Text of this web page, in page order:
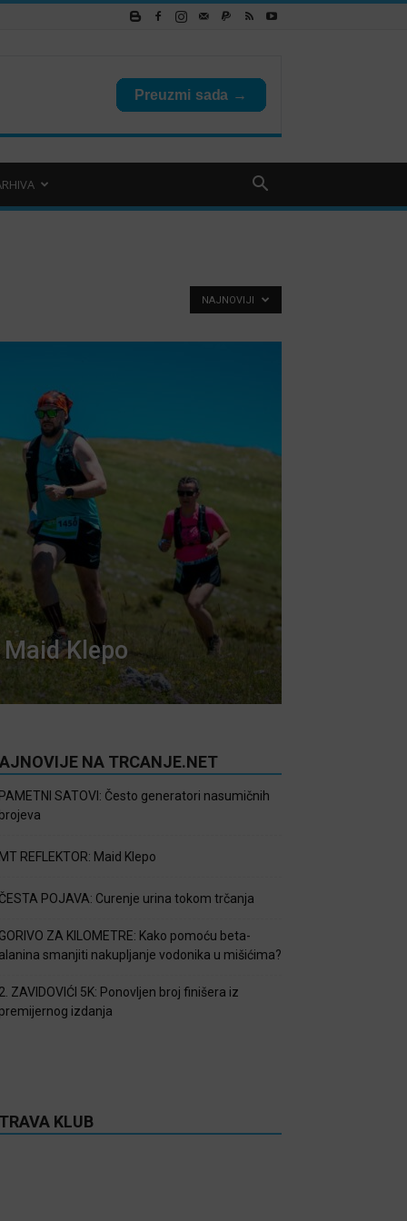
NAJNOVIJI
Maid Klepo
NA TRCANJE.NET
PAMETNI SATOVI: Često generatori nasumičnih
brojeva
MT REFLEKTOR: Maid Klepo
ČESTA POJAVA: Curenje urina tokom trčanja
GORIVO ZA KILOMETRE: Kako pomoću beta-
alanina smanjiti nakupljanje vodonika u mišićima?
2. ZAVIDOVIĆI 5K: Ponovljen broj finišera iz
premijernog izdanja
KLUB